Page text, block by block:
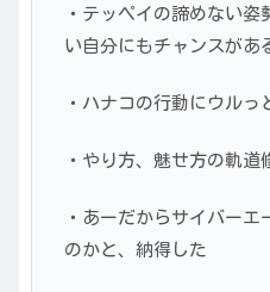
・テッペイの諦めない
い自分にもチャンスがあ
・ハナコの行動にウルっ
・やり方、魅せ方の軌道
・あーだからサイバー
のかと、納得した